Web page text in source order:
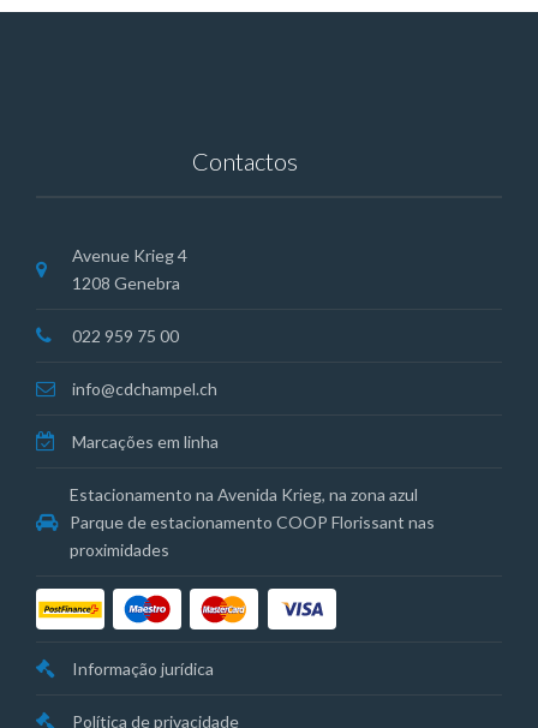
Contactos
Avenue Krieg 4
1208 Genebra
022 959 75 00
info@cdchampel.ch
Marcações em linha
Estacionamento na Avenida Krieg, na zona azul
Parque de estacionamento COOP Florissant nas
proximidades
Informação jurídica
Política de privacidade